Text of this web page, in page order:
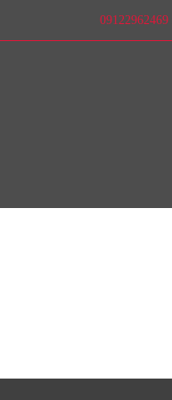
09122962469